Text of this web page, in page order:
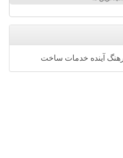
آینده خدمات ساخت